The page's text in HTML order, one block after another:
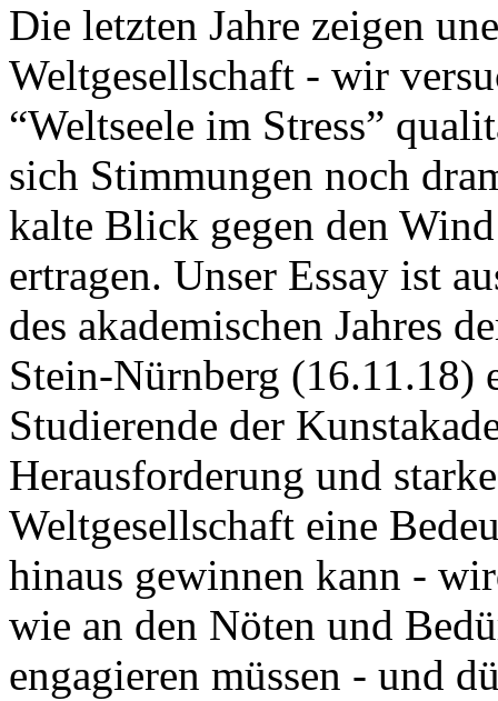
Die letzten Jahre zeigen
Weltgesellschaft - wir
“Weltseele im Stress”
sich Stimmungen noch
kalte Blick gegen den
ertragen. Unser Essay ist
des akademischen Jahres
Stein-Nürnberg (16.11.18)
Studierende der
Herausforderung und
Weltgesellschaft eine
hinaus gewinnen kann -
wie an den Nöten und
engagieren müssen - und